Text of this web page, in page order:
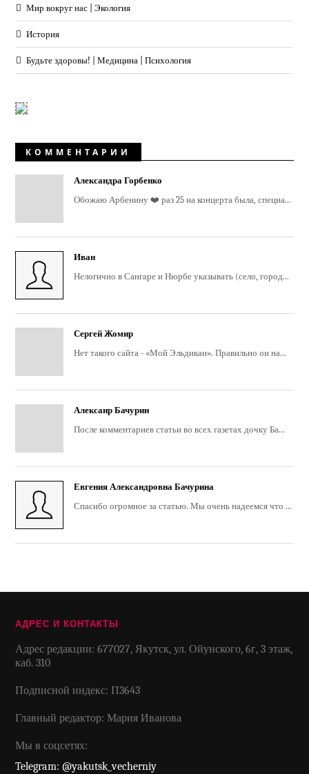
Мир вокруг нас | Экология
История
Будьте здоровы! | Медицина | Психология
КОММЕНТАРИИ
Александра Горбенко
Обожаю Арбенину ❤️ раз 25 на концерта была, специа...
Иван
Нелогично в Сангаре и Нюрбе указывать (село, город...
Сергей Жомир
Нет такого сайта - «Мой Эльдикан». Правильно он на...
Алексанр Бачурин
После комментариев статьи во всех газетах дочку Ба...
Евгения Александровна Бачурина
Спасибо огромное за статью. Мы очень надеемся что ...
АДРЕС И КОНТАКТЫ
Адрес редакции: 677027, Якутск, ул. Ойунского, 6г, 3 этаж,
каб. 310
Подписной индекс: П3643
Главный редактор: Мария Иванова
Мы в соцсетях:
Telegram: @yakutsk_vecherniy